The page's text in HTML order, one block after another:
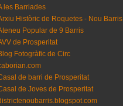
les Barriades
Històric de Roquetes - Nou Barris
Popular de 9 Barris
de Prosperitat
Fotogràfic de Circ
de barri de Prosperitat
de Joves de Prosperitat